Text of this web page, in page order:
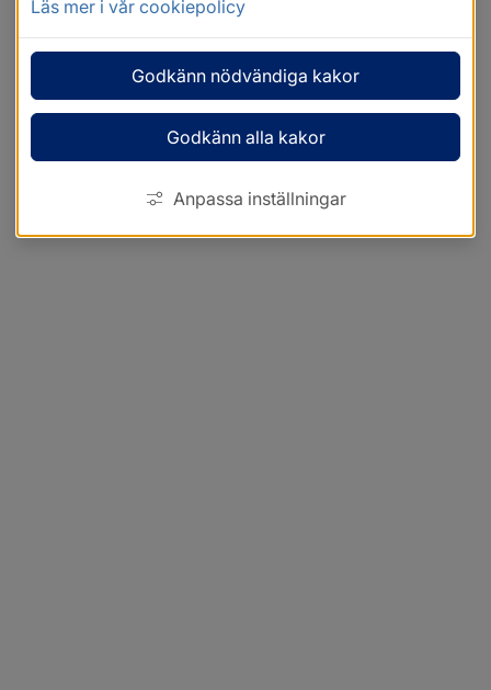
Läs mer i vår cookiepolicy
Godkänn nödvändiga kakor
Godkänn alla kakor
Anpassa inställningar